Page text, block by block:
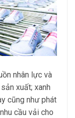
nhân lực và
xuất; xanh
cũng như phát
cầu vải cho